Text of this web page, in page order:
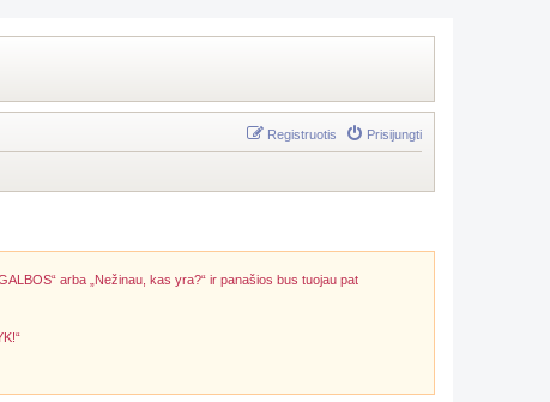
Prisijungti
Registruotis
arba „Nežinau, kas yra?“ ir panašios bus tuojau pat